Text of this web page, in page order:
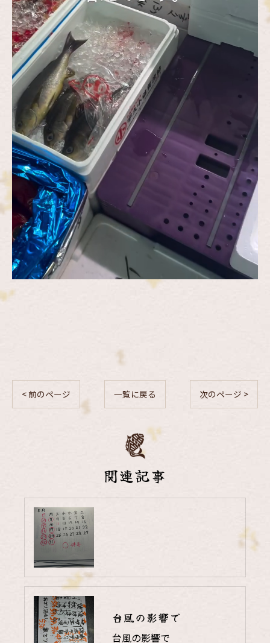
< 前のページ 一覧に戻る 次のページ >
関連記事
台風の影響で
台風の影響で